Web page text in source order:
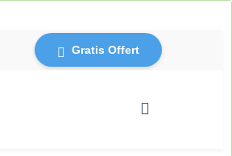
Gratis Offert